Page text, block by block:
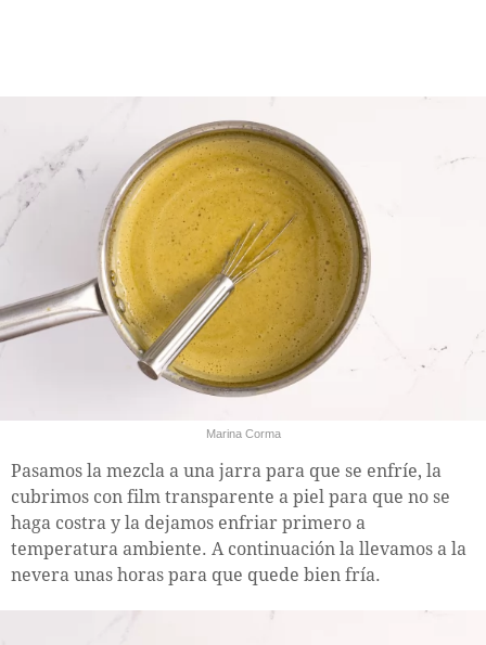
Marina Corma
Pasamos la mezcla a una jarra para que se enfríe, la
cubrimos con film transparente a piel para que no se
haga costra y la dejamos enfriar primero a
temperatura ambiente. A continuación la llevamos a la
nevera unas horas para que quede bien fría.